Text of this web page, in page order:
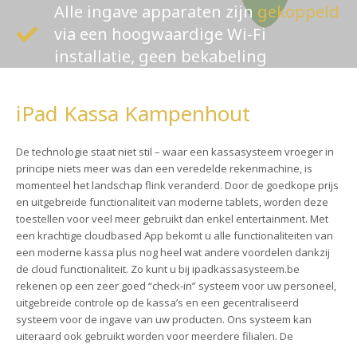
Alle ingave apparaten zijn gekoppeld
via een hoogwaardige Wi-Fi
installatie, geen bekabeling
iPad Kassa Kampenhout
De technologie staat niet stil – waar een kassasysteem vroeger in
principe niets meer was dan een veredelde rekenmachine, is
momenteel het landschap flink veranderd. Door de goedkope prijs
en uitgebreide functionaliteit van moderne tablets, worden deze
toestellen voor veel meer gebruikt dan enkel entertainment. Met
een krachtige cloudbased App bekomt u alle functionaliteiten van
een moderne kassa plus nog heel wat andere voordelen dankzij
de cloud functionaliteit. Zo kunt u bij ipadkassasysteem.be
rekenen op een zeer goed “check-in” systeem voor uw personeel,
uitgebreide controle op de kassa’s en een gecentraliseerd
systeem voor de ingave van uw producten. Ons systeem kan
uiteraard ook gebruikt worden voor meerdere filialen. De